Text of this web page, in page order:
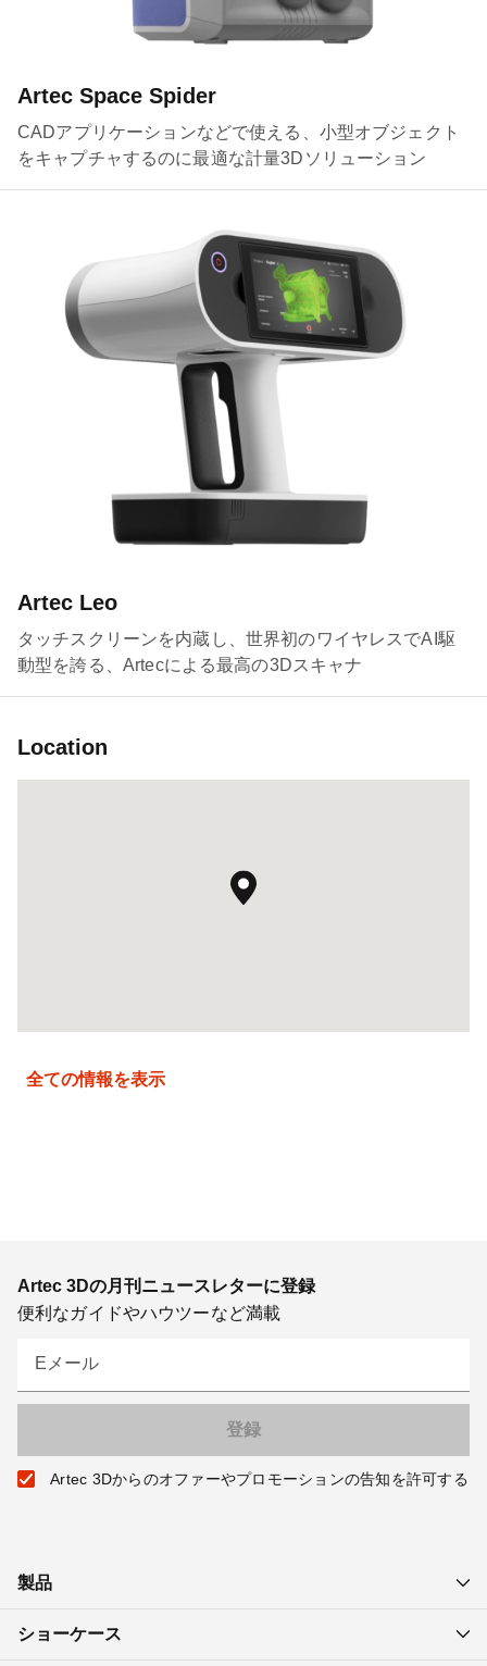
Artec Space Spider
CADアプリケーションなどで使える、小型オブジェクト
をキャプチャするのに最適な計量3Dソリューション
Artec Leo
タッチスクリーンを内蔵し、世界初のワイヤレスでAI駆
動型を誇る、Artecによる最高の3Dスキャナ
Location
全ての情報を表示
Artec 3Dの月刊ニュースレターに登録
便利なガイドやハウツーなど満載
Eメール
Artec 3Dからのオファーやプロモーションの告知を許可する
製品
ショーケース